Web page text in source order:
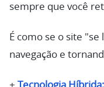
sempre que você
É como se o site
navegação e
+ Tecnologia